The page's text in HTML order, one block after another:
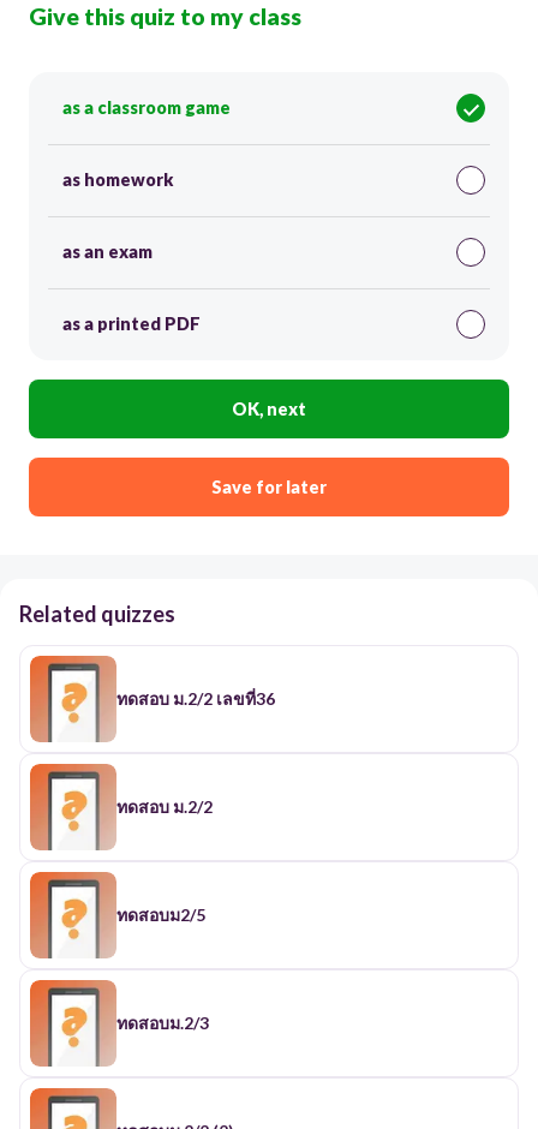
Give this quiz to my class
as a classroom game
as homework
as an exam
as a printed PDF
OK, next
Save for later
Related quizzes
ทดสอบ ม.2/2 เลขที่36
ทดสอบ ม.2/2
ทดสอบม2/5
ทดสอบม.2/3